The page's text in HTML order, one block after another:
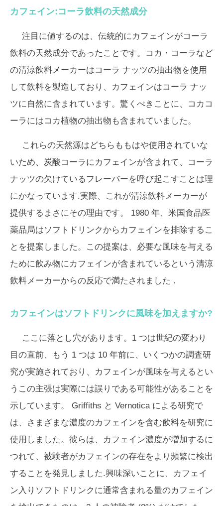
カフェイン:コーラ飲料の天然成分
注目に値するのは、伝統的にカフェインがコーラ
飲料の天然成分であったことです。コカ・コーラなど
の清涼飲料メーカーはコーラ ナッツの抽出物を使用
して飲料を製造しており、カフェインはコーラ ナッ
ツに自然に含まれています。驚くべきことに、コカコ
ーラにはコカ植物の抽出物も含まれていました。
これらの天然源はどちらももはや使用されていな
いため、炭酸コーラにカフェインが含まれて、コーラ
ナッツの欠けているフレーバーを呼び起こすことは理
にかなっています.実際、これが清涼飲料メーカーが
提供するまさにその理由です。 1980 年、米国食品医
薬品局はソフトドリンクからカフェインを排除するこ
とを提案しました。この提案は、 必要な風味を与える
ために飲み物にカフェインが含まれている という清涼
飲料メーカーからの反応で満たされました .
カフェインはソフトドリンクに風味を加えますか?
ここに落とし穴があります。1 つは世紀の変わり
目の直前、もう 1 つは 10 年前に、いくつかの調査研
究が実施されており、カフェインが風味を与えるとい
うこの主張は実際には誤りである可能性があることを
示しています。 Griffiths と Vernotica による研究で
は、さまざまな濃度のカフェインを含む飲料を研究に
使用しました。彼らは、カフェイン濃度が増加するに
つれて、被験者がカフェインの存在をより頻繁に検出
することを発見しました.興味深いことに、カフェイ
ン入りソフトドリンクに通常含まれる量のカフェイン